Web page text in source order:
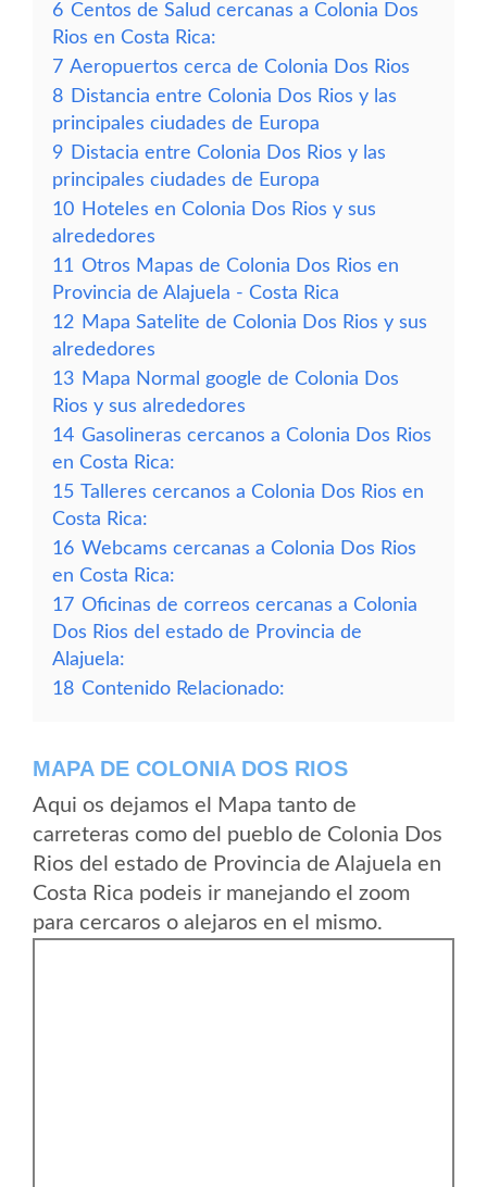
6 Centos de Salud cercanas a Colonia Dos
Rios en Costa Rica:
7 Aeropuertos cerca de Colonia Dos Rios
8 Distancia entre Colonia Dos Rios y las
principales ciudades de Europa
9 Distacia entre Colonia Dos Rios y las
principales ciudades de Europa
10 Hoteles en Colonia Dos Rios y sus
alrededores
11 Otros Mapas de Colonia Dos Rios en
Provincia de Alajuela - Costa Rica
12 Mapa Satelite de Colonia Dos Rios y sus
alrededores
13 Mapa Normal google de Colonia Dos
Rios y sus alrededores
14 Gasolineras cercanos a Colonia Dos Rios
en Costa Rica:
15 Talleres cercanos a Colonia Dos Rios en
Costa Rica:
16 Webcams cercanas a Colonia Dos Rios
en Costa Rica:
17 Oficinas de correos cercanas a Colonia
Dos Rios del estado de Provincia de
Alajuela:
18 Contenido Relacionado:
MAPA DE COLONIA DOS RIOS
Aqui os dejamos el Mapa tanto de
carreteras como del pueblo de Colonia Dos
Rios del estado de Provincia de Alajuela en
Costa Rica podeis ir manejando el zoom
para cercaros o alejaros en el mismo.